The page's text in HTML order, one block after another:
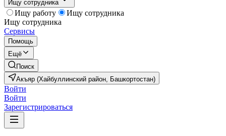
Ищу сотрудника
Ищу работу
Ищу сотрудника
Ищу сотрудника
Сервисы
Помощь
Ещё
Поиск
Акъяр (Хайбуллинский район, Башкортостан)
Войти
Войти
Зарегистрироваться